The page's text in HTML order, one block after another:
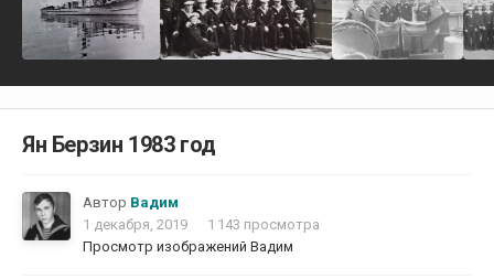
Ян Берзин 1983 год
Автор Вадим
1 декабря, 2019
1 143 просмотра
Просмотр изображений Вадим